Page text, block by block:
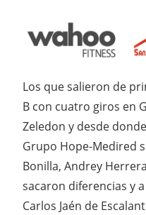
Los que salieron de
B con cuatro giros en
Zeledon y desde
Grupo Hope-Medired
Bonilla, Andrey
sacaron diferencias y
Carlos Jaén de